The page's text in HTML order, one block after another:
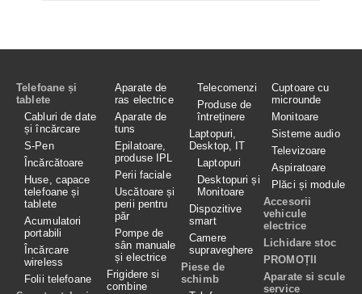
Telefoane și
tablete
Cabluri de date
și încărcare
S-Pen
Încărcătoare
Huse, capace
telefoane și
tablete
Acumulatori
portabili
Încărcare
wireless
Folii telefoane
Aparate de
ras electrice
Aparate de
tuns
Epilatoare,
produse IPL
Perii faciale
Uscătoare și
perii pentru
păr
Pompe de
sân manuale
și electrice
Frigidere si
combine
Telecomenzi
Produse de
întreținere
Laptopuri,
Desktop, IT
Laptopuri
Desktopuri și
Monitoare
Dispozitive
smart
Camere
supraveghere
Piese de
schimb
Cuptoare cu
microunde
Monitoare
Sisteme audio
Televizoare
Aspiratoare
Plăci și module
Accesorii
vehicule
electrice
Lichidare stoc
PROMOȚII
Aparate si scule
service